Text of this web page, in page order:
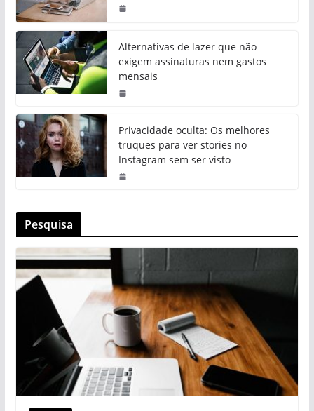
Alternativas de lazer que não
exigem assinaturas nem gastos
mensais
Privacidade oculta: Os melhores
truques para ver stories no
Instagram sem ser visto
Pesquisa